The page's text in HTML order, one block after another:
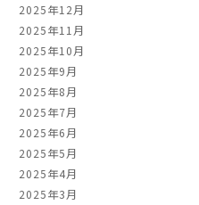
2025年12月
2025年11月
2025年10月
2025年9月
2025年8月
2025年7月
2025年6月
2025年5月
2025年4月
2025年3月